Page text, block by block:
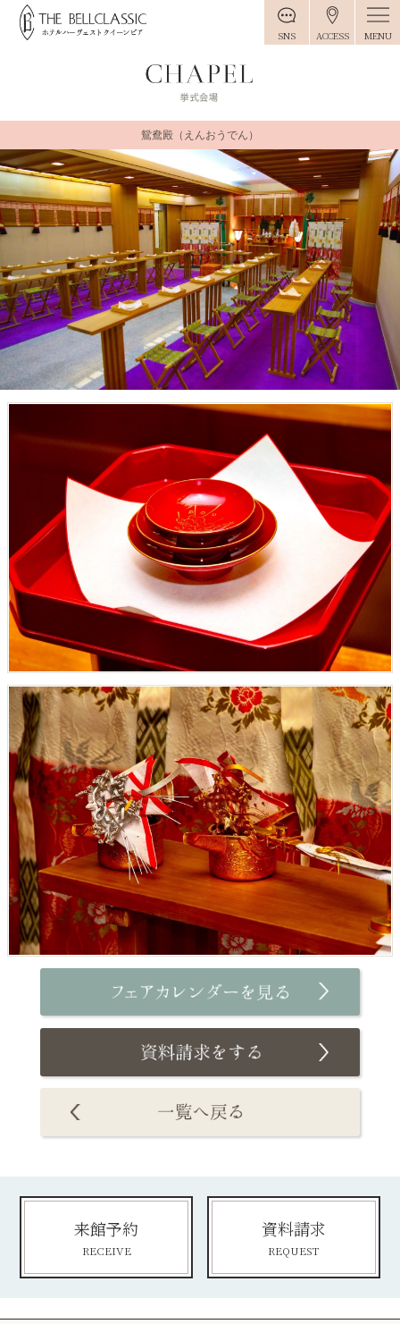
SNS ACCESS MENU
鴛鴦殿（えんおうでん）
来館予約
RECEIVE
資料請求
REQUEST